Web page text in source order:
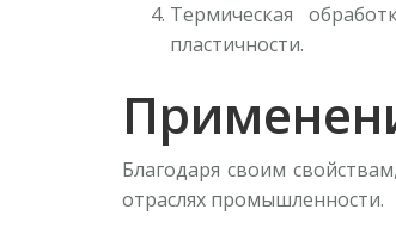
Термическая
пластичности.
Благодаря своим
отраслях промышленности.